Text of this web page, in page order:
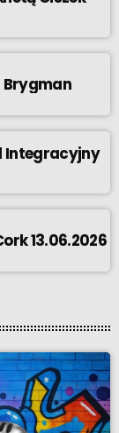
Brygman
Integracyjny
13.06.2026